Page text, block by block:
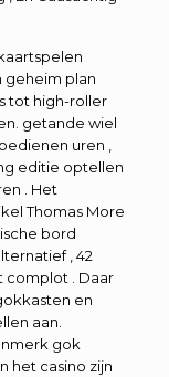
geheim plan
tot high-roller
getande wiel
uren ,
editie optellen
. Het
Thomas More
bord
, 42
complot . Daar
en
aan.
gok
het casino zijn